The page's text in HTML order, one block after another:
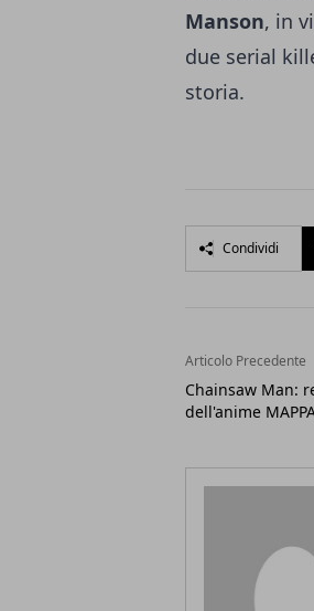
Manson, in
due serial
storia.
Condividi
Articolo Precedente
Chainsaw Man:
dell'anime